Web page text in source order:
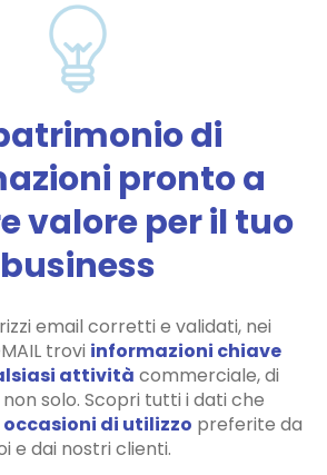
di
pronto a
valore per il tuo
business
email corretti e validati, nei
trovi informazioni chiave
attività commerciale, di
solo. Scopri tutti i dati che
occasioni di utilizzo preferite da
e dai nostri clienti.